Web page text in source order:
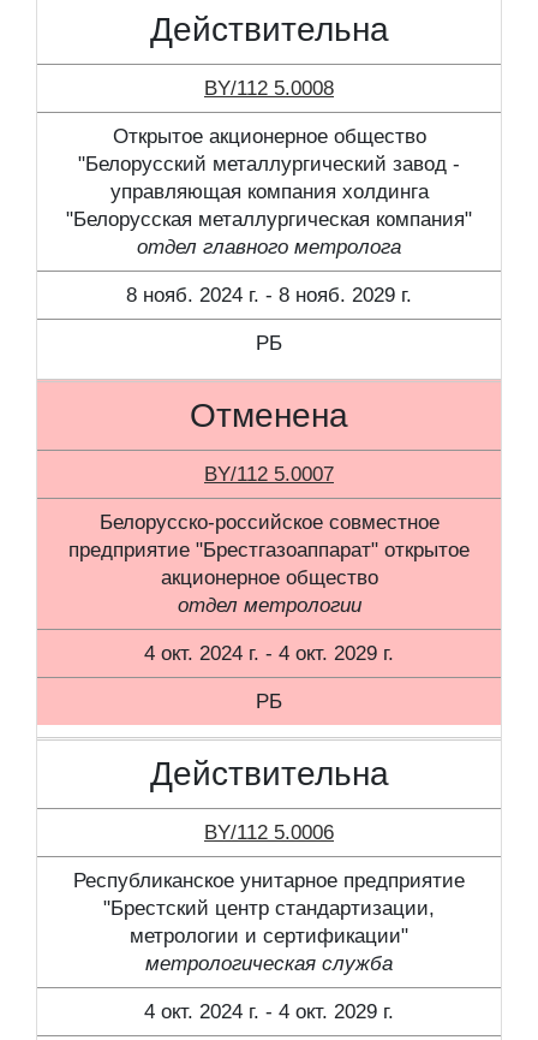
Действительна
BY/112 5.0008
Открытое акционерное общество
"Белорусский металлургический завод -
управляющая компания холдинга
"Белорусская металлургическая компания"
отдел главного метролога
8 нояб. 2024 г. - 8 нояб. 2029 г.
РБ
Отменена
BY/112 5.0007
Белорусско-российское совместное
предприятие "Брестгазоаппарат" открытое
акционерное общество
отдел метрологии
4 окт. 2024 г. - 4 окт. 2029 г.
РБ
Действительна
BY/112 5.0006
Республиканское унитарное предприятие
"Брестский центр стандартизации,
метрологии и сертификации"
метрологическая служба
4 окт. 2024 г. - 4 окт. 2029 г.